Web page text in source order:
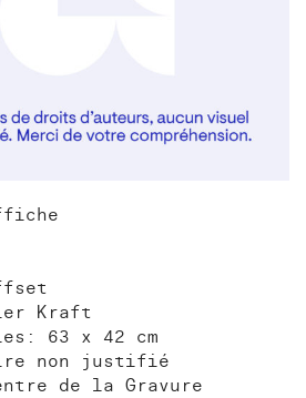
Kraft
63 x 42 cm
non justifié
de la Gravure